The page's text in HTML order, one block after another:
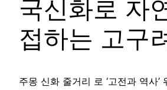
국신화로 자
접하는 고구
주몽 신화 줄거리 로 ‘고전과 역사’